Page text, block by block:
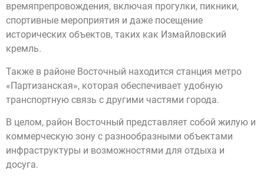
времяпрепровождения, включая прогулки, пикники,
спортивные мероприятия и даже посещение
исторических объектов, таких как Измайловский
кремль.
Также в районе Восточный находится станция метро
«Партизанская», которая обеспечивает удобную
транспортную связь с другими частями города.
В целом, район Восточный представляет собой жилую и
коммерческую зону с разнообразными объектами
инфраструктуры и возможностями для отдыха и
досуга.